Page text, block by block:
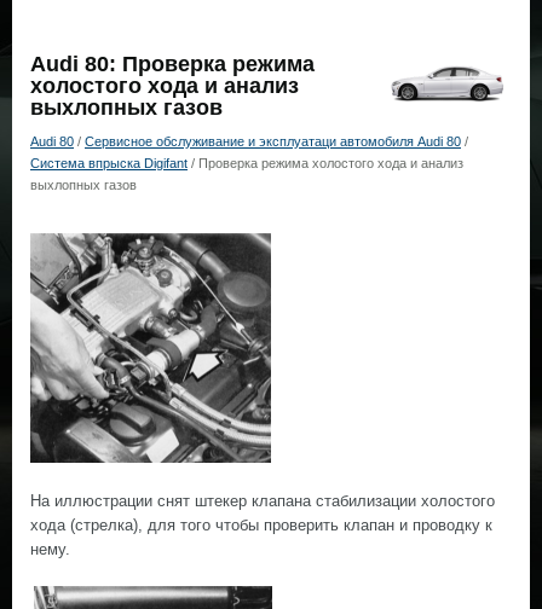
Audi 80: Проверка режима
холостого хода и анализ
выхлопных газов
Audi 80 / Сервисное обслуживание и эксплуатаци автомобиля Audi 80 /
Система впрыска Digifant / Проверка режима холостого хода и анализ
выхлопных газов
На иллюстрации снят штекер клапана стабилизации холостого
хода (стрелка), для того чтобы проверить клапан и проводку к
нему.